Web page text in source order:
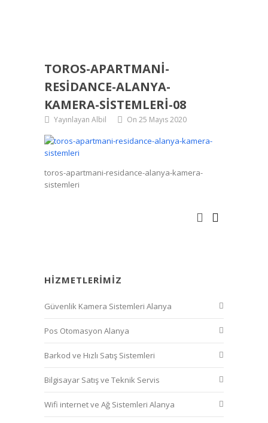
TOROS-APARTMANI-
RESIDANCE-ALANYA-
KAMERA-SISTEMLERI-08
Yayınlayan Albil On 25 Mayıs 2020
toros-apartmani-residance-alanya-kamera-
sistemleri
HIZMETLERIMIZ
Güvenlik Kamera Sistemleri Alanya
Pos Otomasyon Alanya
Barkod ve Hızlı Satış Sistemleri
Bilgisayar Satış ve Teknik Servis
Wifi internet ve Ağ Sistemleri Alanya